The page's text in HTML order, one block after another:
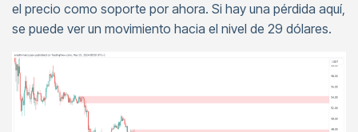
el precio como soporte por ahora. Si hay una pérdida aquí,
se puede ver un movimiento hacia el nivel de 29 dólares.